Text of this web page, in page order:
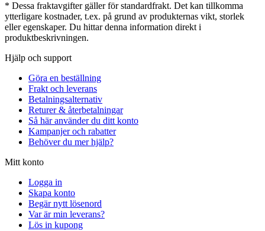
* Dessa fraktavgifter gäller för standardfrakt. Det kan tillkomma
ytterligare kostnader, t.ex. på grund av produkternas vikt, storlek
eller egenskaper. Du hittar denna information direkt i
produktbeskrivningen.
Hjälp och support
Göra en beställning
Frakt och leverans
Betalningsalternativ
Returer & återbetalningar
Så här använder du ditt konto
Kampanjer och rabatter
Behöver du mer hjälp?
Mitt konto
Logga in
Skapa konto
Begär nytt lösenord
Var är min leverans?
Lös in kupong